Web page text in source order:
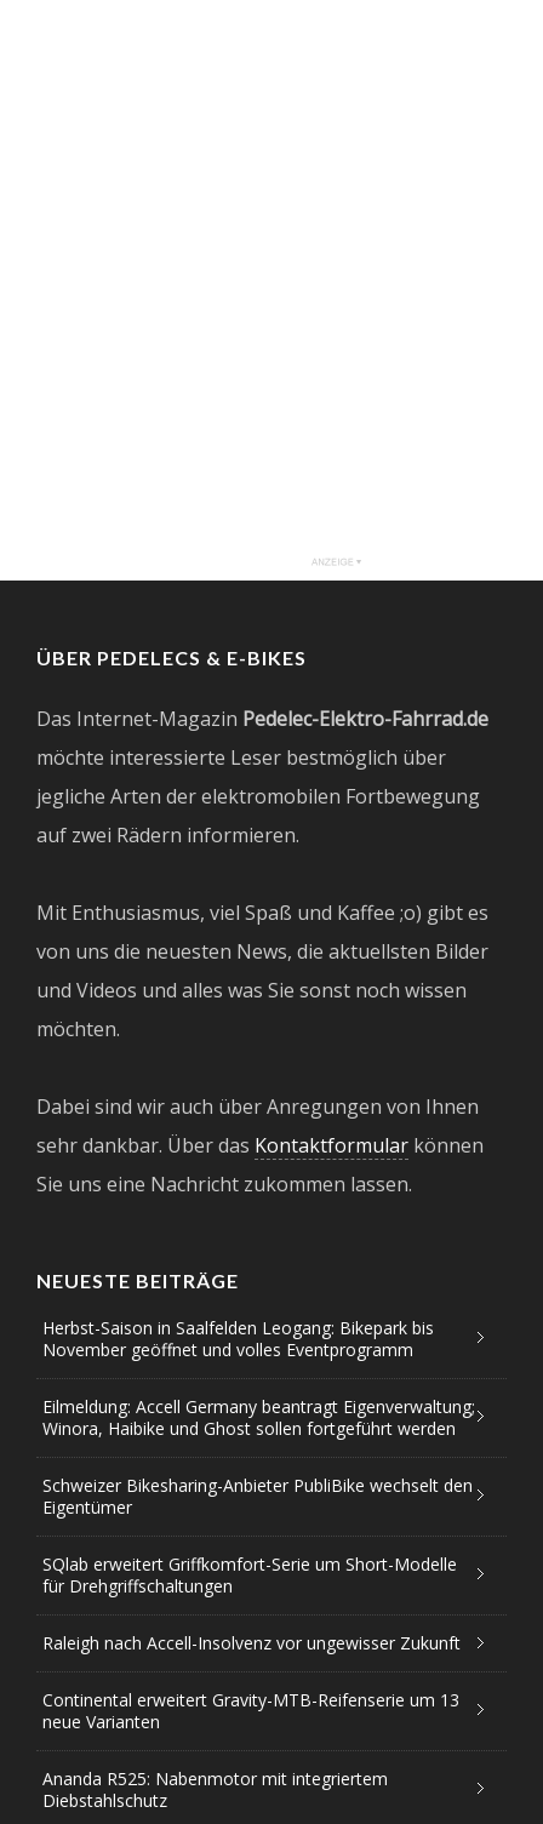
ÜBER PEDELECS & E-BIKES
Das Internet-Magazin Pedelec-Elektro-Fahrrad.de
möchte interessierte Leser bestmöglich über
jegliche Arten der elektromobilen Fortbewegung
auf zwei Rädern informieren.
Mit Enthusiasmus, viel Spaß und Kaffee ;o) gibt es
von uns die neuesten News, die aktuellsten Bilder
und Videos und alles was Sie sonst noch wissen
möchten.
Dabei sind wir auch über Anregungen von Ihnen
sehr dankbar. Über das Kontaktformular können
Sie uns eine Nachricht zukommen lassen.
NEUESTE BEITRÄGE
Herbst-Saison in Saalfelden Leogang: Bikepark bis
November geöffnet und volles Eventprogramm
Eilmeldung: Accell Germany beantragt Eigenverwaltung;
Winora, Haibike und Ghost sollen fortgeführt werden
Schweizer Bikesharing-Anbieter PubliBike wechselt den
Eigentümer
SQlab erweitert Griffkomfort-Serie um Short-Modelle
für Drehgriffschaltungen
Raleigh nach Accell-Insolvenz vor ungewisser Zukunft
Continental erweitert Gravity-MTB-Reifenserie um 13
neue Varianten
Ananda R525: Nabenmotor mit integriertem
Diebstahlschutz